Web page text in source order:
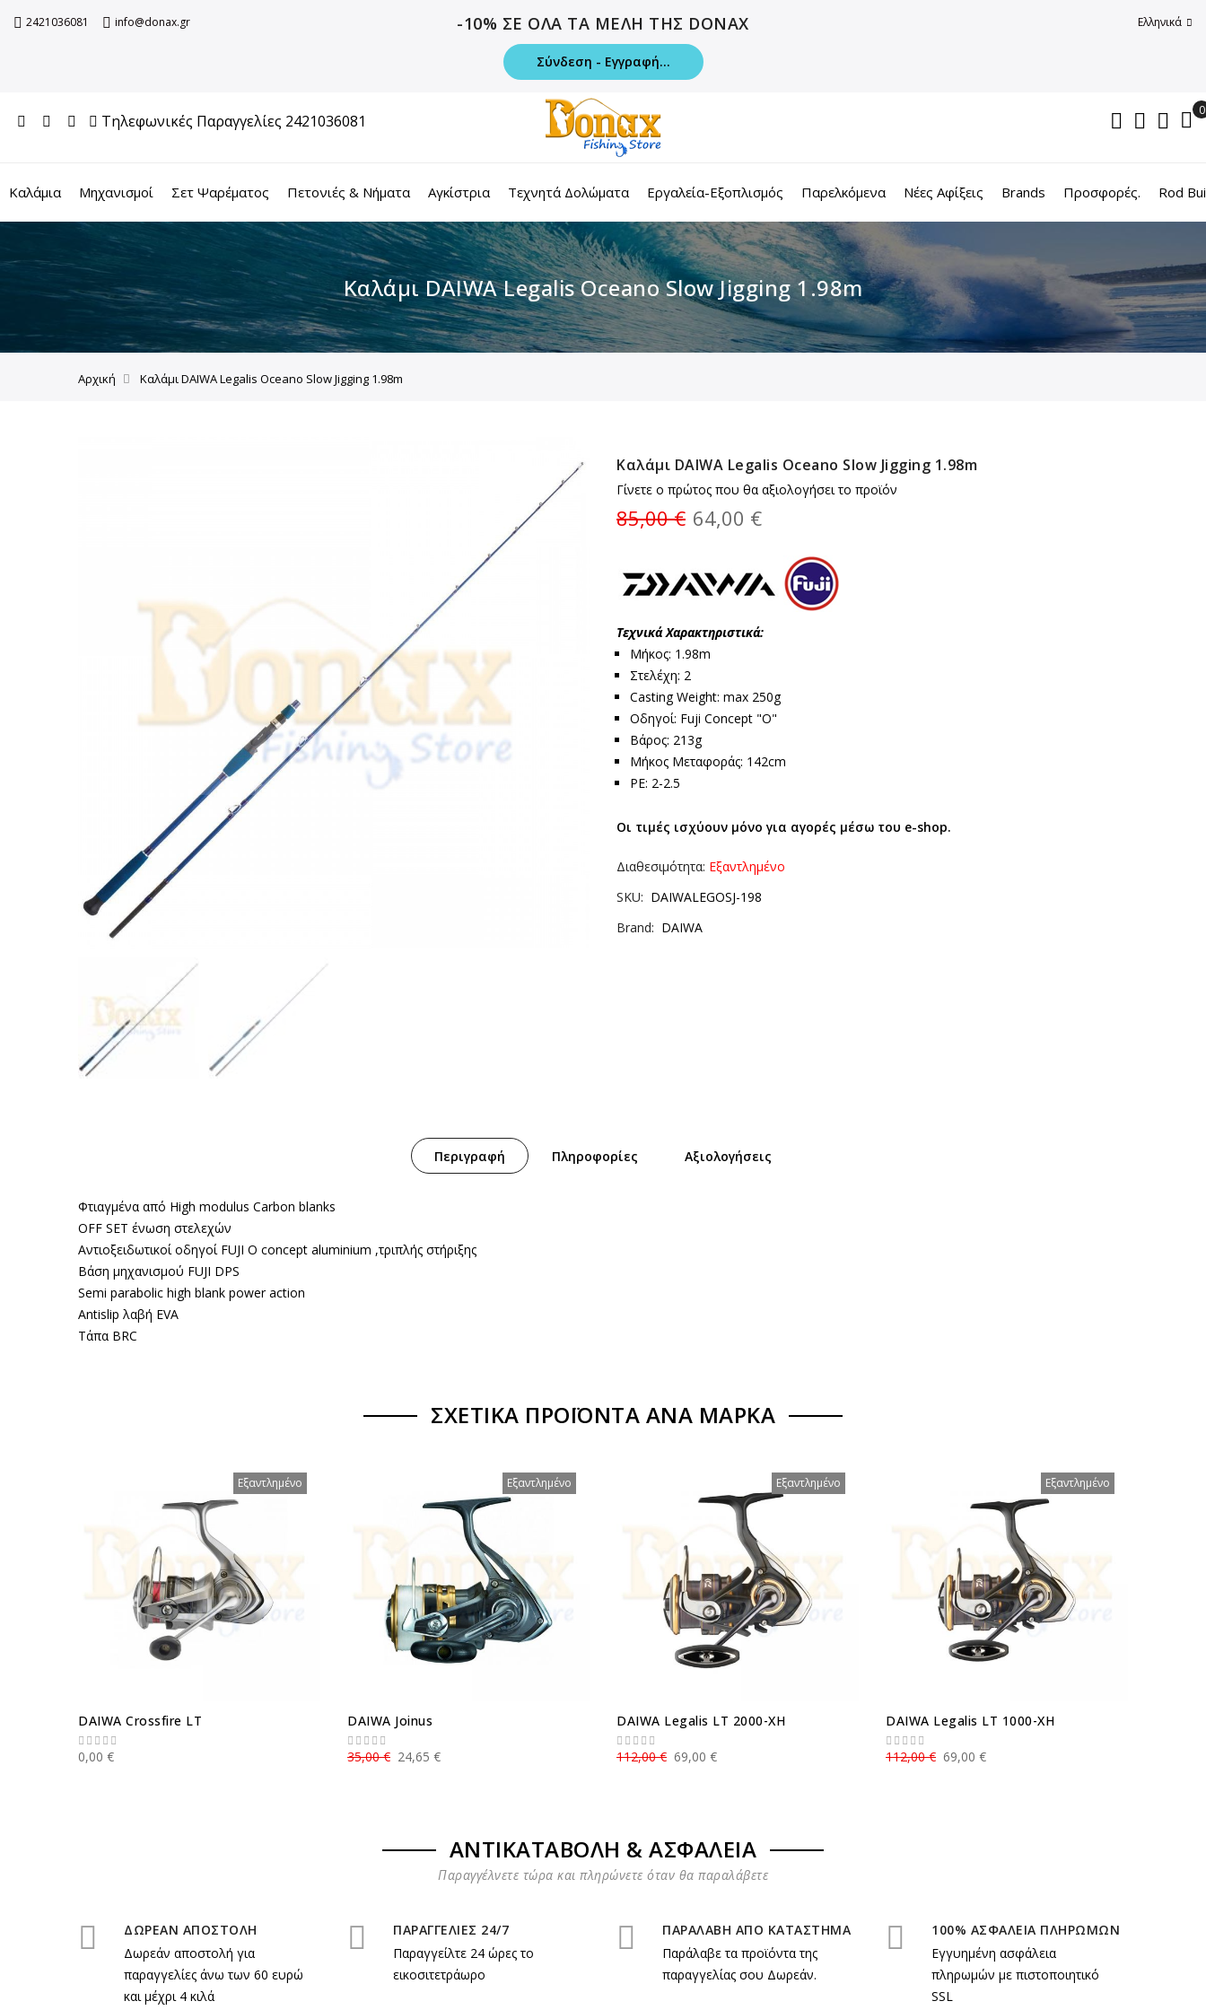
2421036081 info@donax.gr -10% ΣΕ ΟΛΑ ΤΑ ΜΕΛΗ ΤΗΣ DONAX
Σύνδεση - Εγγραφή...
Ελληνικά
Τηλεφωνικές Παραγγελίες 2421036081
Καλάμια Μηχανισμοί Σετ Ψαρέματος Πετονιές & Νήματα Αγκίστρια Τεχνητά Δολώματα Εργαλεία-Εξοπλισμός Παρελκόμενα Νέες Αφίξεις Brands Προσφορές. Rod
Καλάμι DAIWA Legalis Oceano Slow Jigging 1.98m
Αρχική Καλάμι DAIWA Legalis Oceano Slow Jigging 1.98m
Καλάμι DAIWA Legalis Oceano Slow Jigging 1.98m
Γίνετε ο πρώτος που θα αξιολογήσει το προϊόν
64,00 €
85,00 €
Τεχνικά Χαρακτηριστικά:
Μήκος: 1.98m
Στελέχη: 2
Casting Weight: max 250g
Οδηγοί: Fuji Concept "O"
Βάρος: 213g
Μήκος Μεταφοράς: 142cm
PE: 2-2.5
Οι τιμές ισχύουν μόνο για αγορές μέσω του e-shop.
Διαθεσιμότητα: Εξαντλημένο
SKU
DAIWALEGOSJ-198
Brand
DAIWA
Περιγραφή Πληροφορίες Αξιολογήσεις
Φτιαγμένα από High modulus Carbon blanks
OFF SET ένωση στελεχών
Αντιοξειδωτικοί οδηγοί FUJI O concept aluminium ,τριπλής στήριξης
Βάση μηχανισμού FUJI DPS
Semi parabolic high blank power action
Antislip λαβή EVA
Tάπα BRC
ΣΧΕΤΙΚΆ ΠΡΟΪΌΝΤΑ ΑΝΆ ΜΆΡΚΑ
Εξαντλημένο
DAIWA Crossfire LT
0,00 €
Εξαντλημένο
DAIWA Joinus
24,65 €
35,00 €
Εξαντλημένο
DAIWA Legalis LT 2000-XH
69,00 €
112,00 €
Εξαντλημένο
DAIWA Legalis LT 1000-XH
69,00 €
112,00 €
ΑΝΤΙΚΑΤΑΒΟΛΗ & ΑΣΦΑΛΕΙΑ
Παραγγέλνετε τώρα και πληρώνετε όταν θα παραλάβετε
ΔΩΡΕΑΝ ΑΠΟΣΤΟΛΗ
Δωρεάν αποστολή για
παραγγελίες άνω των 60 ευρώ
και μέχρι 4 κιλά
ΠΑΡΑΓΓΕΛΙΕΣ 24/7
Παραγγείλτε 24 ώρες το
εικοσιτετράωρο
ΠΑΡΑΛΑΒΗ ΑΠΟ ΚΑΤΑΣΤΗΜΑ
Παράλαβε τα προϊόντα της
παραγγελίας σου Δωρεάν.
100% ΑΣΦΑΛΕΙΑ ΠΛΗΡΩΜΩΝ
Εγγυημένη ασφάλεια
πληρωμών με πιστοποιητικό
SSL